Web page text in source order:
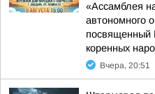
«Ассамблея
автономного
коренных
Вчера, 20:51